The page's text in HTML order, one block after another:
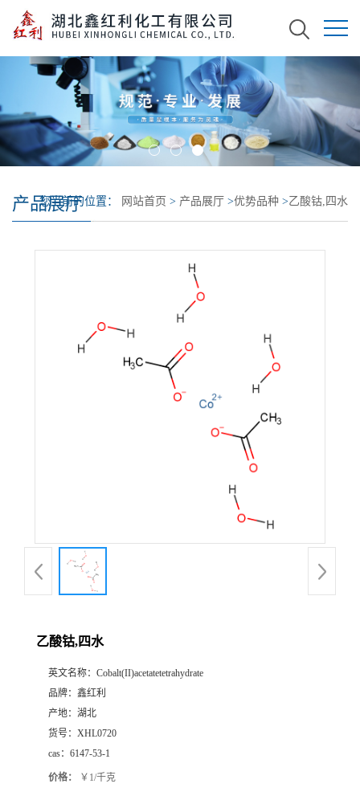
产品展厅
您当前的位置： 网站首页 > 产品展厅 >优势品种 >乙酸钴,四水
乙酸钴,四水
英文名称： Cobalt(II)acetatetetrahydrate
品牌： 鑫红利
产地： 湖北
货号： XHL0720
cas： 6147-53-1
价格： ￥1/千克